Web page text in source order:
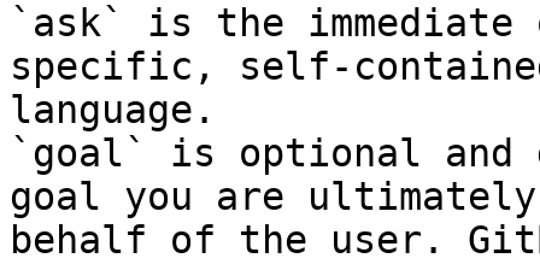
`ask` is the
specific, self-
language.
`goal` is optional and
goal you are
behalf of the user.